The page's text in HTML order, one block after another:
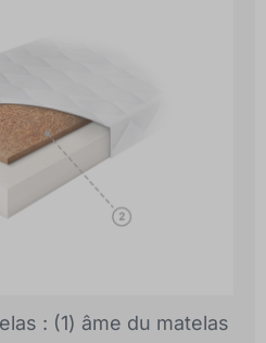
: (1) âme du matelas